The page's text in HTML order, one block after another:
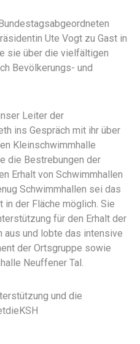
Ute Vogt zu Gast in
sie über die vielfältigen
Bevölkerungs- und
Leiter der
ins Gespräch mit ihr über
Kleinschwimmhalle
die Bestrebungen der
Erhalt von Schwimmhallen
Schwimmhallen sei das
in der Fläche möglich. Sie
für den Erhalt der
aus und lobte das intensive
der Ortsgruppe sowie
Neuffener Tal.
und die